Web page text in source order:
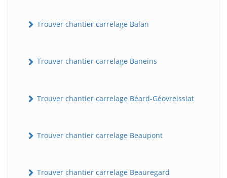
Trouver chantier carrelage Balan
Trouver chantier carrelage Baneins
Trouver chantier carrelage Béard-Géovreissiat
Trouver chantier carrelage Beaupont
Trouver chantier carrelage Beauregard